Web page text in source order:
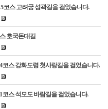
코스 고려궁 성곽길을 걸었습니다.
호국돈대길
코스 강화도령 첫사랑길을 걸었습니다.
코스 석모도 바람길을 걸었습니다.